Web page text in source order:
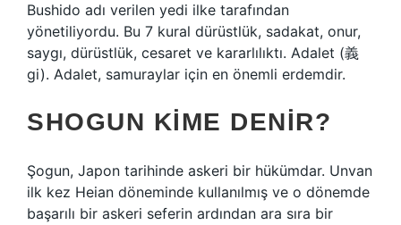
Bushido adı verilen yedi ilke tarafından
yönetiliyordu. Bu 7 kural dürüstlük, sadakat, onur,
saygı, dürüstlük, cesaret ve kararlılıktı. Adalet (義
gi). Adalet, samuraylar için en önemli erdemdir.
SHOGUN KIME DENIR?
Şogun, Japon tarihinde askeri bir hükümdar. Unvan
ilk kez Heian döneminde kullanılmış ve o dönemde
başarılı bir askeri seferin ardından ara sıra bir